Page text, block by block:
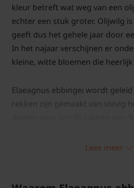
kleur betreft wat weg van een
echter een stuk groter. Olijwilg
geeft dus het gehele jaar door
In het najaar verschijnen er
kleine, witte bloemen die
Elaeagnus ebbingei wordt
rekken zijn gemaakt van stevig
uitgegroeid, is het rek niet meer
Lees meer